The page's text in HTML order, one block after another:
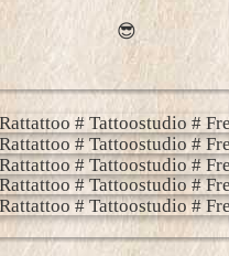
😎